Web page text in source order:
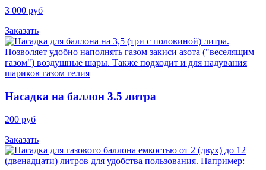
3 000 руб
Заказать
Насадка на баллон 3.5 литра
200 руб
Заказать